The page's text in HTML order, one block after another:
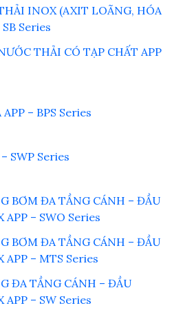
INOX (AXIT LOÃNG, HÓA
Series
THẢI CÓ TẠP CHẤT APP
– BPS Series
SWP Series
BƠM ĐA TẦNG CÁNH – ĐẦU
– SWO Series
BƠM ĐA TẦNG CÁNH – ĐẦU
APP – MTS Series
ĐA TẦNG CÁNH – ĐẦU
– SW Series